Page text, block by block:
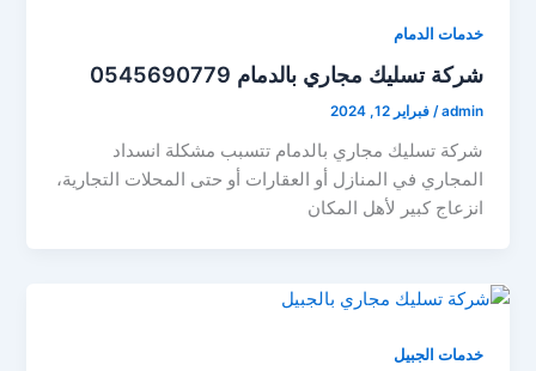
خدمات الدمام
شركة تسليك مجاري بالدمام 0545690779
admin
/فبراير 12, 2024
شركة تسليك مجاري بالدمام تتسبب مشكلة انسداد
المجاري في المنازل أو العقارات أو حتى المحلات التجارية،
انزعاج كبير لأهل المكان
خدمات الجبيل